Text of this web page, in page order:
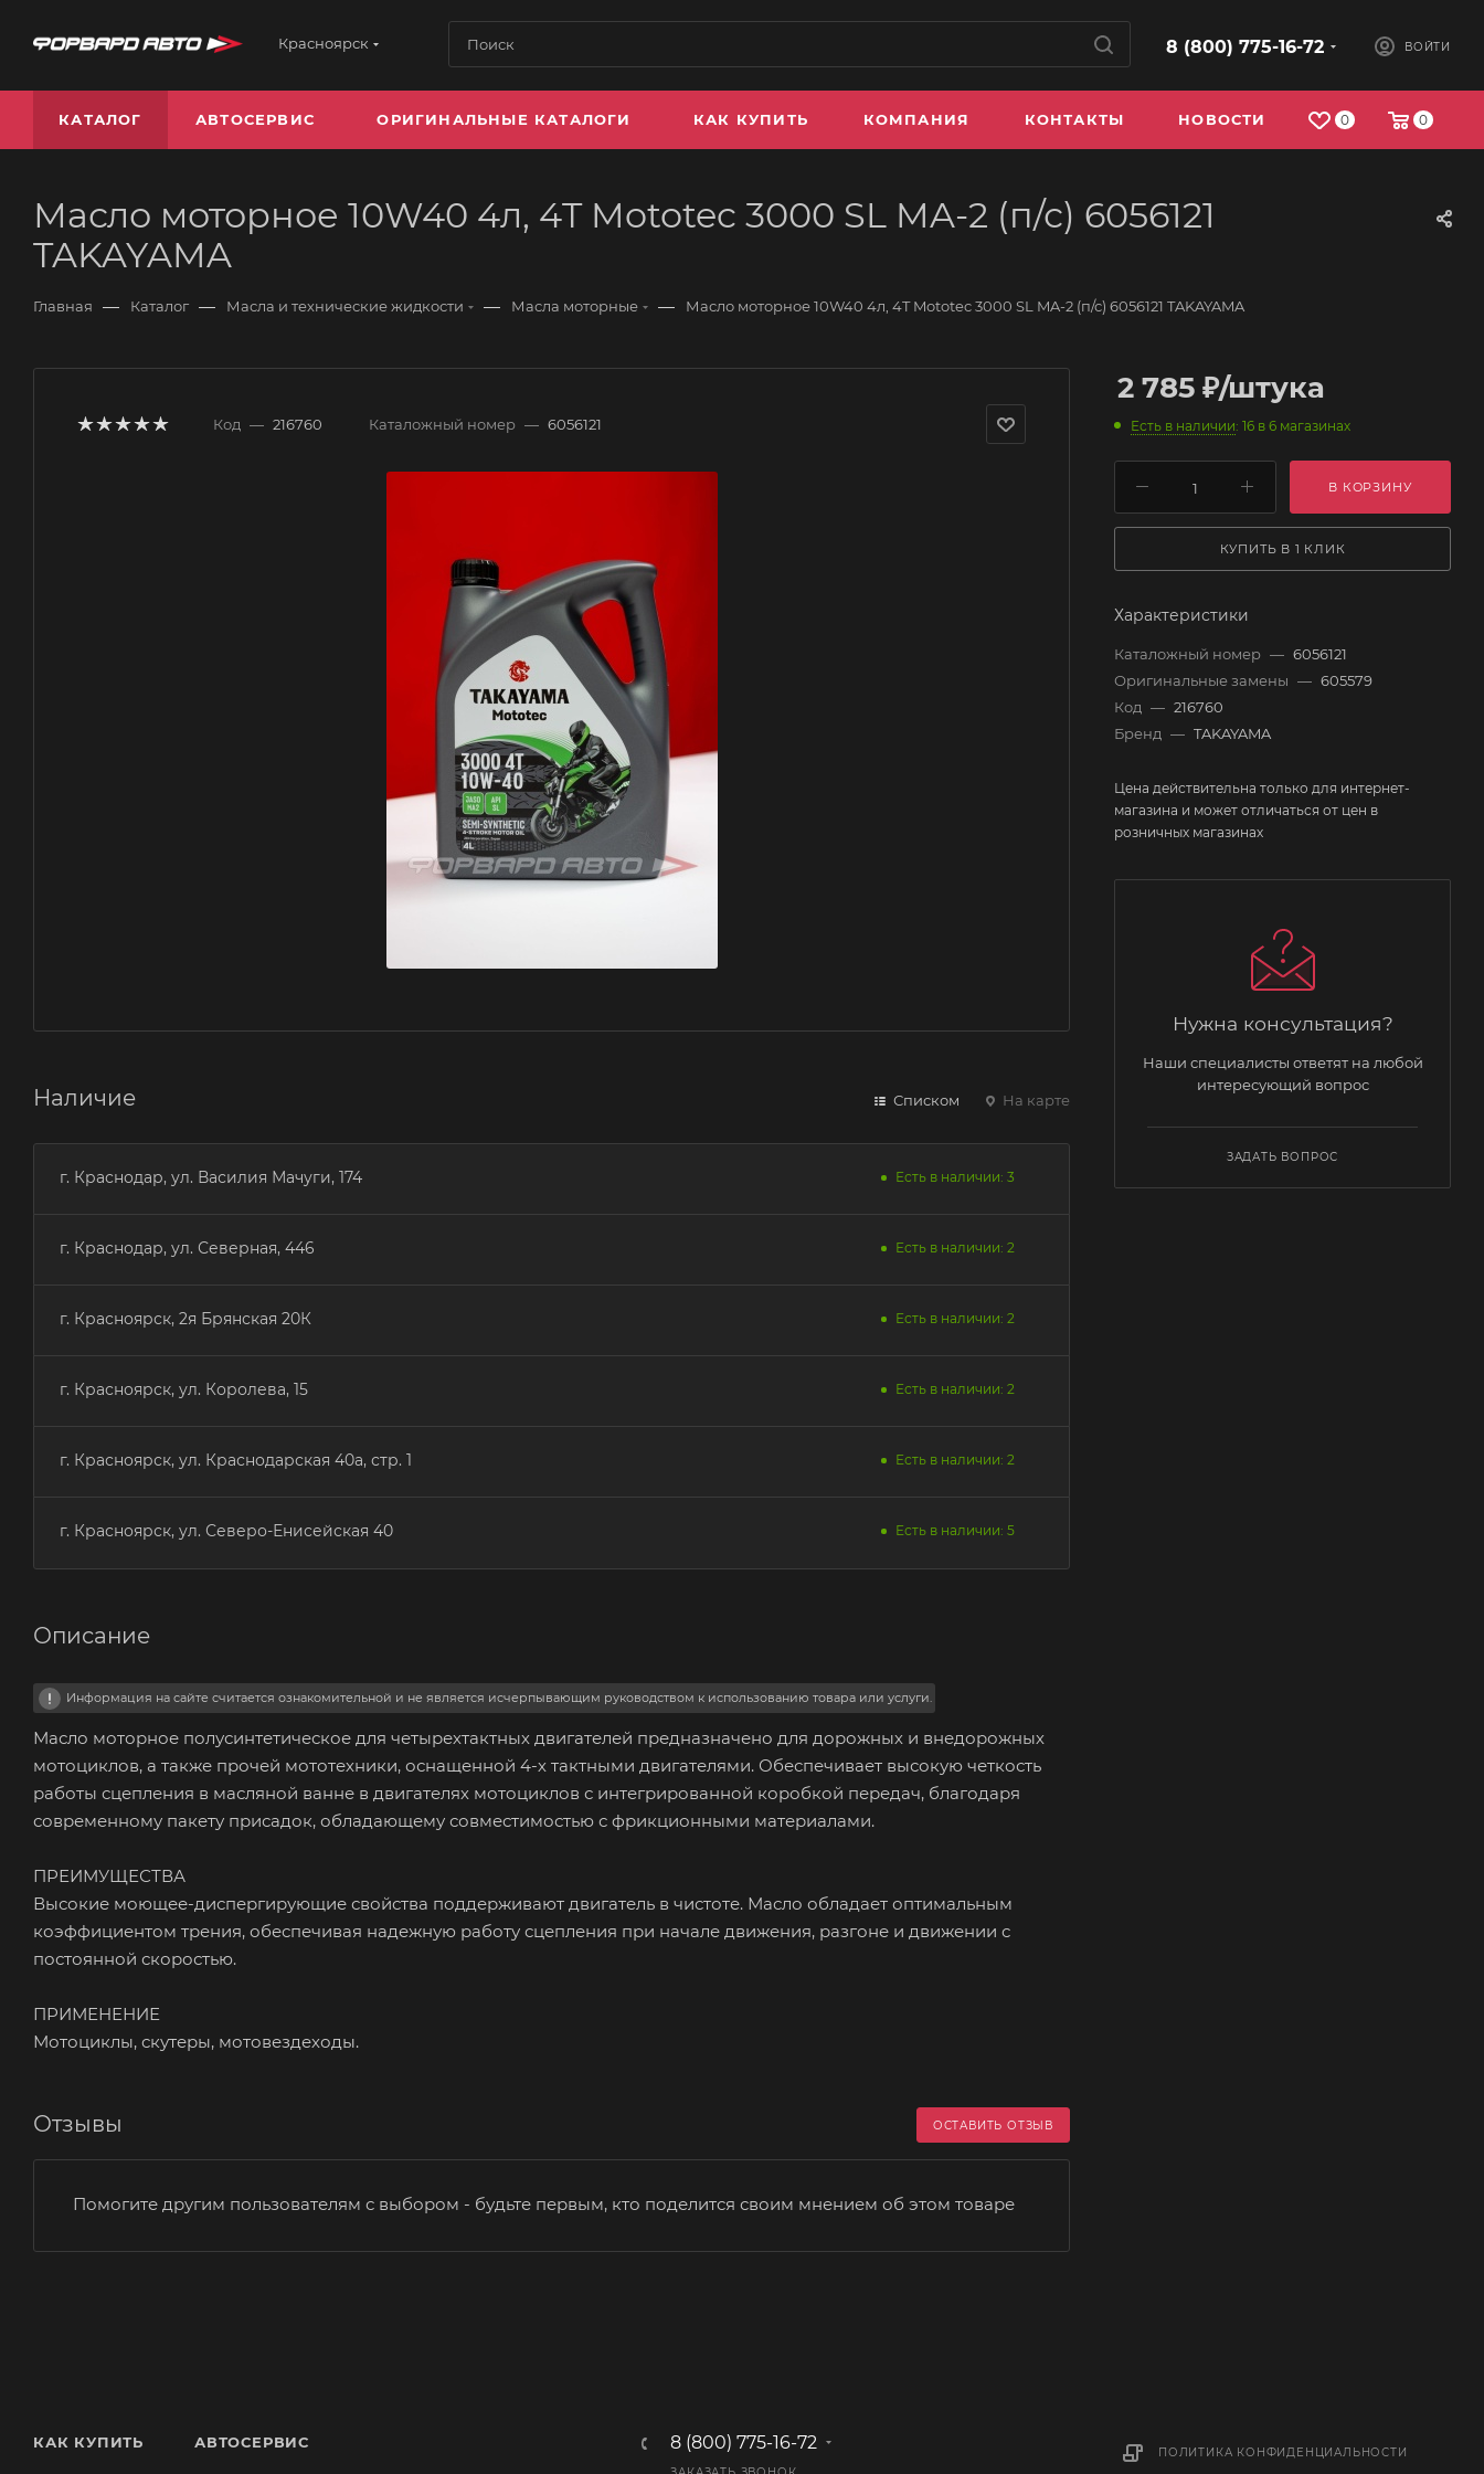
Красноярск 8 (800) 775-16-72 ВОЙТИ
0 0
КАТАЛОГ АВТОСЕРВИС ОРИГИНАЛЬНЫЕ КАТАЛОГИ КАК КУПИТЬ КОМПАНИЯ КОНТАКТЫ НОВОСТИ
Масло моторное 10W40 4л, 4T Mototec 3000 SL MA-2 (п/с) 6056121
TAKAYAMA
Главная — Каталог — Масла и технические жидкости — Масла моторные — Масло моторное 10W40 4л, 4T Mototec 3000 SL MA-2 (п/с) 6056121 TAKAYAMA
Код — 216760 Каталожный номер — 6056121
Наличие Списком На карте
г. Краснодар, ул. Василия Мачуги, 174 Есть в наличии: 3
г. Краснодар, ул. Северная, 446 Есть в наличии: 2
г. Красноярск, 2я Брянская 20К Есть в наличии: 2
г. Красноярск, ул. Королева, 15 Есть в наличии: 2
г. Красноярск, ул. Краснодарская 40а, стр. 1 Есть в наличии: 2
г. Красноярск, ул. Северо-Енисейская 40 Есть в наличии: 5
Описание
Информация на сайте считается ознакомительной и не является исчерпывающим руководством к использованию товара или услуги.
Масло моторное полусинтетическое для четырехтактных двигателей предназначено для дорожных и внедорожных
мотоциклов, а также прочей мототехники, оснащенной 4-х тактными двигателями. Обеспечивает высокую четкость
работы сцепления в масляной ванне в двигателях мотоциклов с интегрированной коробкой передач, благодаря
современному пакету присадок, обладающему совместимостью с фрикционными материалами.
ПРЕИМУЩЕСТВА
Высокие моющее-диспергирующие свойства поддерживают двигатель в чистоте. Масло обладает оптимальным
коэффициентом трения, обеспечивая надежную работу сцепления при начале движения, разгоне и движении с
постоянной скоростью.
ПРИМЕНЕНИЕ
Мотоциклы, скутеры, мотовездеходы.
Отзывы ОСТАВИТЬ ОТЗЫВ
Помогите другим пользователям с выбором - будьте первым, кто поделится своим мнением об этом товаре
2 785 ₽/штука
Есть в наличии: 16 в 6 магазинах
В КОРЗИНУ
КУПИТЬ В 1 КЛИК
Характеристики
Каталожный номер — 6056121
Оригинальные замены — 605579
Код — 216760
Бренд — TAKAYAMA
Цена действительна только для интернет-
магазина и может отличаться от цен в
розничных магазинах
Нужна консультация?
Наши специалисты ответят на любой
интересующий вопрос
ЗАДАТЬ ВОПРОС
КАК КУПИТЬ АВТОСЕРВИС 8 (800) 775-16-72 ПОЛИТИКА КОНФИДЕНЦИАЛЬНОСТИ